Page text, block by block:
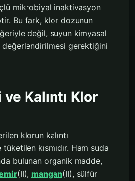
mikrobiyal inaktivasyon
Bu fark, klor dozunun
değil, suyun kimyasal
değerlendirilmesi gerektiğini
Kalıntı Klor
klorun kalıntı
kısmıdır. Ham suda
bulunan organik madde,
(II), mangan(II), sülfür